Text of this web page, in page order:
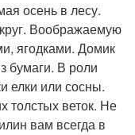
осень в лесу.
Воображаемую
ягодками. Домик
бумаги. В роли
елки или сосны.
толстых веток. Не
вам всегда в